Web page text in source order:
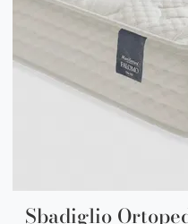
Sbadiglio